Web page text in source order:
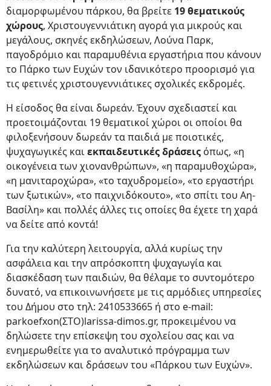
διαμορφωμένου πάρκου, θα βρείτε 19 θεματικούς
χώρους, Χριστουγεννιάτικη αγορά για μικρούς και
μεγάλους, σκηνές εκδηλώσεων, Λούνα Παρκ,
παγοδρόμιο και παραμυθένια εργαστήρια που κάνουν
το Πάρκο των Ευχών τον ιδανικότερο προορισμό για
τις φετινές χριστουγεννιάτικες σχολικές εκδρομές.
Η είσοδος θα είναι δωρεάν. Έχουν σχεδιαστεί και
προετοιμάζονται 19 θεματικοί χώροι οι οποίοι θα
φιλοξενήσουν δωρεάν τα παιδιά με ποιοτικές,
ψυχαγωγικές καιεκπαιδευτικές δράσεις όπως, «η
οικογένεια των χιονανθρώπων», «η παραμυθοχώρα»,
«η μανιταροχώρα», «το ταχυδρομείο», «το εργαστήρι
των ξωτικών», «το παιχνιδόκουτο», «το σπίτι του Αη-
Βασίλη» και πολλές άλλες τις οποίες θα έχετε τη χαρά
να δείτε από κοντά!
Για την καλύτερη λειτουργία, αλλά κυρίως την
ασφάλεια και την απρόσκοπτη ψυχαγωγία και
διασκέδαση των παιδιών, θα θέλαμε το συντομότερο
δυνατό, να επικοινωνήσετε με τις αρμόδιες υπηρεσίες
του Δήμου στο τηλ: 2410533665 ή στο e-mail:
parkoefxon(ΣΤΟ)larissa-dimos.gr, προκειμένου να
δηλώσετε την επίσκεψη του σχολείου σας και να
ενημερωθείτε για το αναλυτικό πρόγραμμα των
εκδηλώσεων και δράσεων του «Πάρκου των Ευχών».